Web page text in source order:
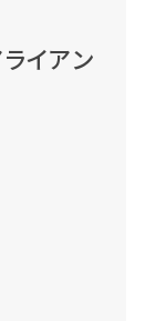
イアン